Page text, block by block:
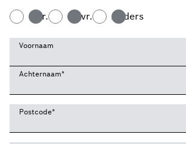
Dhr.
Mevr. Anders
Voornaam
Achternaam*
Postcode*